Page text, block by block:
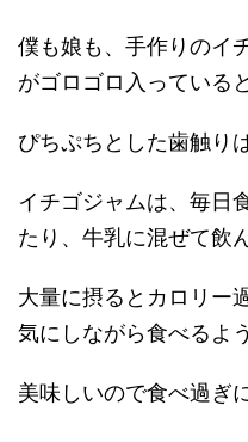
僕も娘も、手作りのイ
がゴロゴロ入っている
ぴちぷちとした歯触り
イチゴジャムは、毎日
たり、牛乳に混ぜて飲
大量に摂るとカロリー
気にしながら食べるよ
美味しいので食べ過ぎ